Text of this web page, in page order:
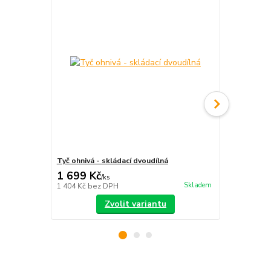
Tyč ohnivá - skládací dvoudílná
1 699 Kč/ks
1 404 Kč bez DPH Skladem
Zvolit variantu